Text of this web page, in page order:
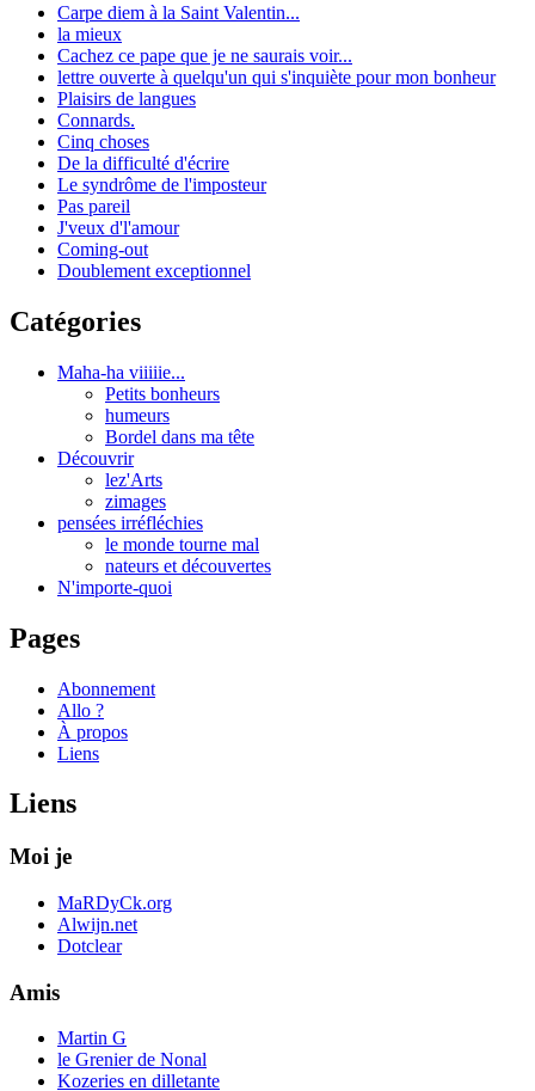
Carpe diem à la Saint Valentin...
la mieux
Cachez ce pape que je ne saurais voir...
lettre ouverte à quelqu'un qui s'inquiète pour mon bonheur
Plaisirs de langues
Connards.
Cinq choses
De la difficulté d'écrire
Le syndrôme de l'imposteur
Pas pareil
J'veux d'l'amour
Coming-out
Doublement exceptionnel
Catégories
Maha-ha viiiiie...
Petits bonheurs
humeurs
Bordel dans ma tête
Découvrir
lez'Arts
zimages
pensées irréfléchies
le monde tourne mal
nateurs et découvertes
N'importe-quoi
Pages
Abonnement
Allo ?
À propos
Liens
Liens
Moi je
MaRDyCk.org
Alwijn.net
Dotclear
Amis
Martin G
le Grenier de Nonal
Kozeries en dilletante